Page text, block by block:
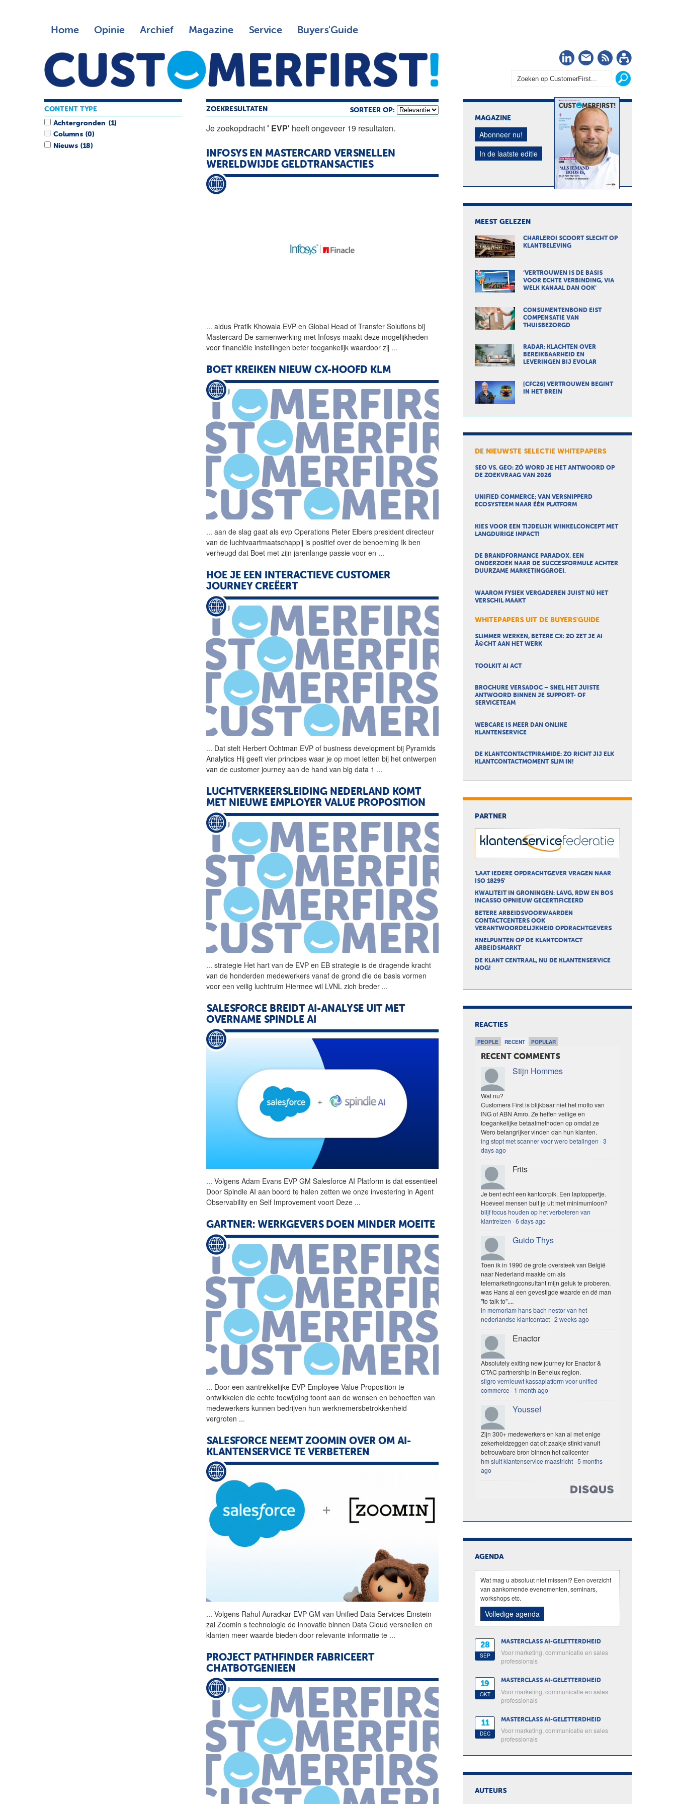
Home Opinie Archief Magazine Service Buyers'Guide
LinkedIn
Nieuwsbrief
RSS
ZOEKRESULTATEN SORTEER OP:
Je zoekopdracht' EVP' heeft ongeveer 19 resultaten.
INFOSYS EN MASTERCARD VERSNELLEN
WERELDWIJDE GELDTRANSACTIES
... aldus Pratik Khowala EVP en Global Head of Transfer Solutions bij
Mastercard De samenwerking met Infosys maakt deze mogelijkheden
voor financiële instellingen beter toegankelijk waardoor zij ...
BOET KREIKEN NIEUW CX-HOOFD KLM
... aan de slag gaat alsevp Operations Pieter Elbers president directeur
van de luchtvaartmaatschappij is positief over de benoeming Ik ben
verheugd dat Boet met zijn jarenlange passie voor en ...
HOE JE EEN INTERACTIEVE CUSTOMER
JOURNEY CREËERT
... Dat stelt Herbert Ochtman EVP of business development bij Pyramids
Analytics Hij geeft vier principes waar je op moet letten bij het ontwerpen
van de customer journey aan de hand van big data 1 ...
LUCHTVERKEERSLEIDING NEDERLAND KOMT
MET NIEUWE EMPLOYER VALUE PROPOSITION
... strategie Het hart van de EVP en EB strategie is de dragende kracht
van de honderden medewerkers vanaf de grond die de basis vormen
voor een veilig luchtruim Hiermee wil LVNL zich breder ...
SALESFORCE BREIDT AI-ANALYSE UIT MET
OVERNAME SPINDLE AI
... Volgens Adam Evans EVP GM Salesforce AI Platform is dat essentieel
Door Spindle AI aan boord te halen zetten we onze investering in Agent
Observability en Self Improvement voort Deze ...
GARTNER: WERKGEVERS DOEN MINDER MOEITE
... Door een aantrekkelijke EVP Employee Value Proposition te
ontwikkelen die echte toewijding toont aan de wensen en behoeften van
medewerkers kunnen bedrijven hun werknemersbetrokkenheid
vergroten ...
SALESFORCE NEEMT ZOOMIN OVER OM AI-
KLANTENSERVICE TE VERBETEREN
... Volgens Rahul Auradkar EVP GM van Unified Data Services Einstein
zal Zoomin s technologie de innovatie binnen Data Cloud versnellen en
klanten meer waarde bieden door relevante informatie te ...
PROJECT PATHFINDER FABRICEERT
CHATBOTGENIEEN
CONTENT TYPE
Achtergronden (1)
Columns (0)
Nieuws (18)
MAGAZINE
Abonneer nu!
In de laatste editie
MEEST GELEZEN
CHARLEROI SCOORT SLECHT OP
KLANTBELEVING
‘VERTROUWEN IS DE BASIS
VOOR ECHTE VERBINDING, VIA
WELK KANAAL DAN OOK’
CONSUMENTENBOND EIST
COMPENSATIE VAN
THUISBEZORGD
RADAR: KLACHTEN OVER
BEREIKBAARHEID EN
LEVERINGEN BIJ EVOLAR
[CFC26] VERTROUWEN BEGINT
IN HET BREIN
DE NIEUWSTE SELECTIE WHITEPAPERS
SEO VS. GEO: ZÓ WORD JE HET ANTWOORD OP
DE ZOEKVRAAG VAN 2026
UNIFIED COMMERCE; VAN VERSNIPPERD
ECOSYSTEEM NAAR ÉÉN PLATFORM
KIES VOOR EEN TIJDELIJK WINKELCONCEPT MET
LANGDURIGE IMPACT!
DE BRANDFORMANCE PARADOX. EEN
ONDERZOEK NAAR DE SUCCESFORMULE ACHTER
DUURZAME MARKETINGGROEI.
WAAROM FYSIEK VERGADEREN JUIST NÚ HET
VERSCHIL MAAKT
WHITEPAPERS UIT DE BUYERS'GUIDE
SLIMMER WERKEN, BETERE CX: ZO ZET JE AI
Ã©CHT AAN HET WERK
TOOLKIT AI ACT
BROCHURE VERSADOC – SNEL HET JUISTE
ANTWOORD BINNEN JE SUPPORT- OF
SERVICETEAM
WEBCARE IS MEER DAN ONLINE
KLANTENSERVICE
DE KLANTCONTACTPIRAMIDE: ZO RICHT JIJ ELK
KLANTCONTACTMOMENT SLIM IN!
PARTNER
'LAAT IEDERE OPDRACHTGEVER VRAGEN NAAR
ISO 18295'
KWALITEIT IN GRONINGEN: LAVG, RDW EN BOS
INCASSO OPNIEUW GECERTIFICEERD
BETERE ARBEIDSVOORWAARDEN
CONTACTCENTERS OOK
VERANTWOORDELIJKHEID OPDRACHTGEVERS
KNELPUNTEN OP DE KLANTCONTACT
ARBEIDSMARKT
DE KLANT CENTRAAL, NU DE KLANTENSERVICE
NOG!
REACTIES
PEOPLE RECENT POPULAR
RECENT COMMENTS
Stijn Hommes
Wat nu?
Customers First is blijkbaar niet het motto van
ING of ABN Amro. Ze heffen veilige en
toegankelijke betaalmethoden op omdat ze
Wero belangrijker vinden dan hun klanten.
ing stopt met scanner voor wero betalingen ·3
days ago
Frits
Je bent echt een kantoorpik. Een laptoppertje.
Hoeveel mensen buit je uit met minimumloon?
blijf focus houden op het verbeteren van
klantreizen ·6 days ago
Guido Thys
Toen ik in 1990 de grote oversteek van België
naar Nederland maakte om als
telemarketingconsultant mijn geluk te proberen,
was Hans al een gevestigde waarde en dé man
"to talk to"....
in memoriam hans bach nestor van het
nederlandse klantcontact ·2 weeks ago
Enactor
Absolutely exiting new journey for Enactor &
CTAC partnership in Benelux region.
sligro vernieuwt kassaplatform voor unified
commerce · 1 month ago
Youssef
Zijn 300+ medewerkers en kan al met enige
zekerheidzeggen dat dit zaakje stinkt vanuit
betrouwbare bron binnen het callcenter
hm sluit klantenservice maastricht ·5 months
ago
AGENDA
Wat mag u absoluut niet missen!? Een overzicht
van aankomende evenementen, seminars,
workshops etc.
Volledige agenda
28
SEP
MASTERCLASS AI-GELETTERDHEID
Voor marketing, communicatie en sales
professionals
19
OKT
MASTERCLASS AI-GELETTERDHEID
Voor marketing, communicatie en sales
professionals
11
DEC
MASTERCLASS AI-GELETTERDHEID
Voor marketing, communicatie en sales
professionals
AUTEURS